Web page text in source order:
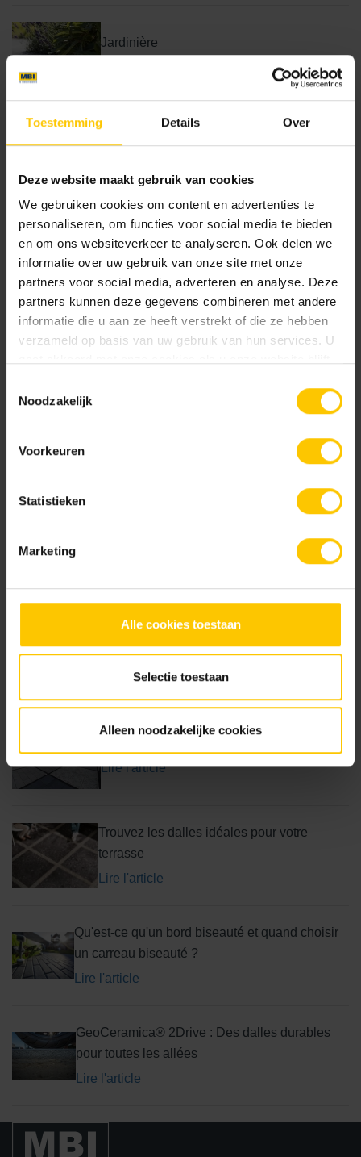
Toestemming Details Over
Deze website maakt gebruik van cookies
We gebruiken cookies om content en advertenties te
personaliseren, om functies voor social media te bieden
en om ons websiteverkeer te analyseren. Ook delen we
informatie over uw gebruik van onze site met onze
partners voor social media, adverteren en analyse. Deze
partners kunnen deze gegevens combineren met andere
informatie die u aan ze heeft verstrekt of die ze hebben
verzameld op basis van uw gebruik van hun services. U
Noodzakelijk
Voorkeuren
Statistieken
Marketing
Alle cookies toestaan
Selectie toestaan
Alleen noodzakelijke cookies
Jardinière
Footcomfort®
Système hybride : GeoCeramica®
Lire l'article
Votre pavage décoratif en hiver
Lire l'article
Lire l'article
Trouvez les dalles idéales pour votre
terrasse
Lire l'article
Qu'est-ce qu'un bord biseauté et quand choisir
un carreau biseauté ?
Lire l'article
GeoCeramica® 2Drive : Des dalles durables
pour toutes les allées
Lire l'article